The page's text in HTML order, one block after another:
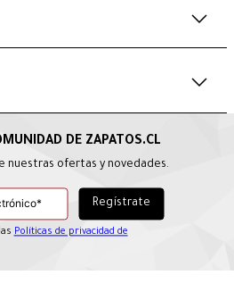
nuestras ofertas y novedades.
Políticas de privacidad de